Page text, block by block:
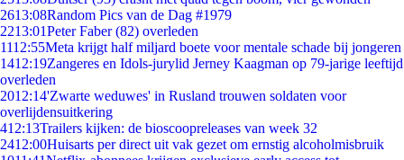
2613:08Random Pics van de Dag #1979
2213:01Peter Faber (82) overleden
1112:55Meta krijgt half miljard boete voor mentale schade bij jongeren
1412:19Zangeres en Idols-jurylid Jerney Kaagman op 79-jarige leeftijd
overleden
2012:14'Zwarte weduwes' in Rusland trouwen soldaten voor
overlijdensuitkering
412:13Trailers kijken: de bioscoopreleases van week 32
2412:00Huisarts per direct uit vak gezet om ernstig alcoholmisbruik